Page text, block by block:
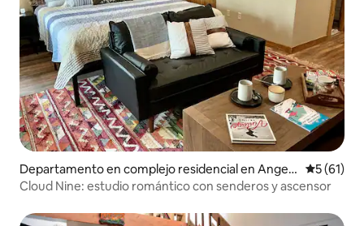
Departamento en complejo residencial en Angel
Fire
5 (61)
Cloud Nine: estudio romántico con senderos y ascensor